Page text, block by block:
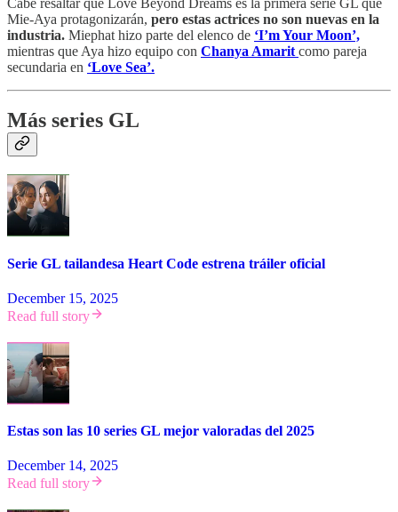
Mie-Aya protagonizarán, pero estas actrices no son nuevas en la
industria. Miephat hizo parte del elenco de ‘I’m Your Moon’,
mientras que Aya hizo equipo con Chanya Amarit como pareja
secundaria en ‘Love Sea’.
Más series GL
Serie GL tailandesa Heart Code estrena tráiler oficial
December 15, 2025
Read full story
Estas son las 10 series GL mejor valoradas del 2025
December 14, 2025
Read full story